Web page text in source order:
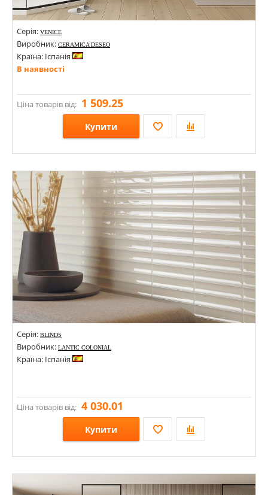
Серія: VENICE
Виробник: CERAMICA DESEO
Країна: Іспанія
В наявності
Ціна товарів від: 1 509.25
Купити
Розміри: 200х75х8;
Стилі: Кабанчик; Під цеглу;
Кольори:
Серія: BLINDS
Виробник: LANTIC COLONIAL
Країна: Іспанія
Ціна товарів від: 4 030.01
Купити
Розміри: 161,5х300х11,5;
Стилі: Кабанчик; Моноколор; Зі смугами, хвиля;
Кольори: